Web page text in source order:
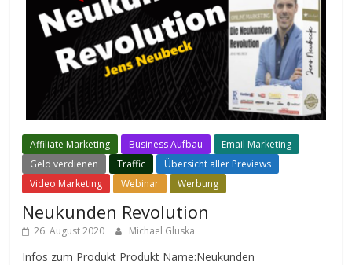
Affiliate Marketing Business Aufbau
Email Marketing
Geld verdienen
Traffic
Übersicht aller Previews
Video Marketing
Webinar Werbung
Neukunden Revolution
26. August 2020 Michael Gluska
Infos zum Produkt Produkt Name:Neukunden